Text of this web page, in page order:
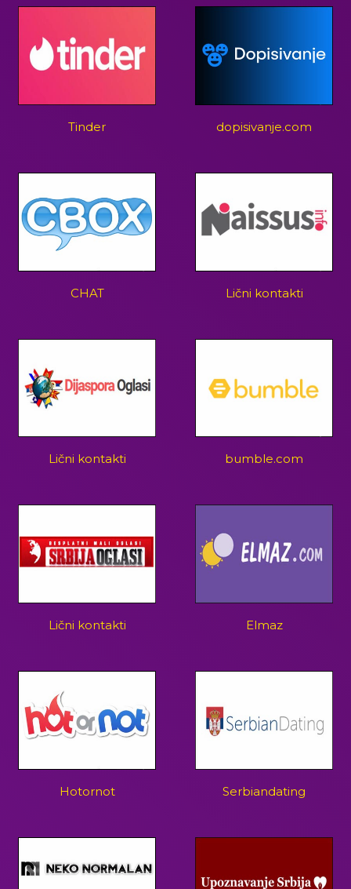
Tinder dopisivanje.com
CHAT Lični kontakti
Lični kontakti bumble.com
Lični kontakti Elmaz
Hotornot Serbiandating